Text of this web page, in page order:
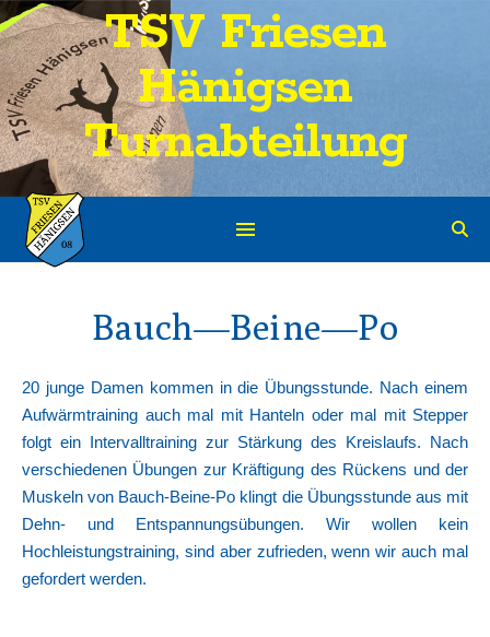
TSV Friesen
Hänigsen
Turnabteilung
Bauch—Beine—Po
20 junge Damen kommen in die Übungsstunde. Nach einem
Aufwärmtraining auch mal mit Hanteln oder mal mit Stepper
folgt ein Intervalltraining zur Stärkung des Kreislaufs. Nach
verschiedenen Übungen zur Kräftigung des Rückens und der
Muskeln von Bauch-Beine-Po klingt die Übungsstunde aus mit
Dehn- und Entspannungsübungen. Wir wollen kein
Hochleistungstraining, sind aber zufrieden, wenn wir auch mal
gefordert werden.